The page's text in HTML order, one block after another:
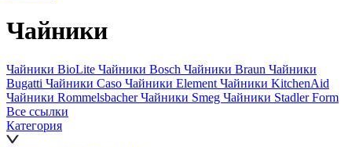
Чайники
Чайники BioLite Чайники Bosch Чайники Braun Чайники
Bugatti Чайники Caso Чайники Element Чайники KitchenAid
Чайники RommelsbacherЧайники Smeg Чайники Stadler Form
Все ссылки
Категория